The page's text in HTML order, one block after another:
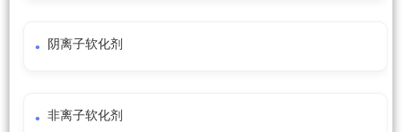
阴离子软化剂
非离子软化剂